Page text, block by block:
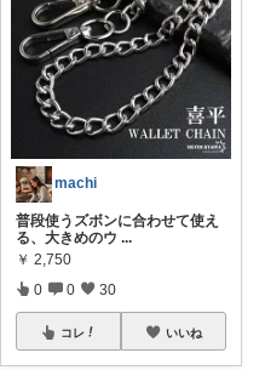
machi
普段使うズボンに合わせて使え
る、大きめのウ ...
￥ 2,750
0 0 30
コレ いいね